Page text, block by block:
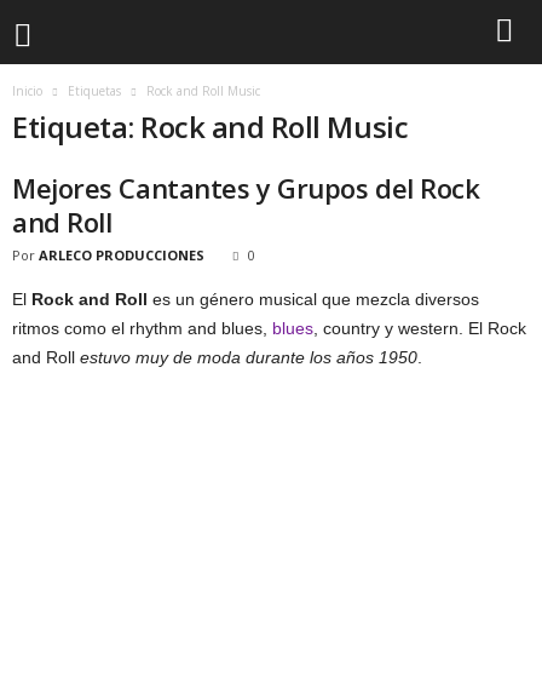
Inicio Etiquetas Rock and Roll Music
Etiqueta: Rock and Roll Music
Mejores Cantantes y Grupos del Rock
and Roll
Por ARLECO PRODUCCIONES 0
El Rock and Roll es un género musical que mezcla diversos
ritmos como el rhythm and blues, blues , country y western. El Rock
and Roll estuvo muy de moda durante los años 1950